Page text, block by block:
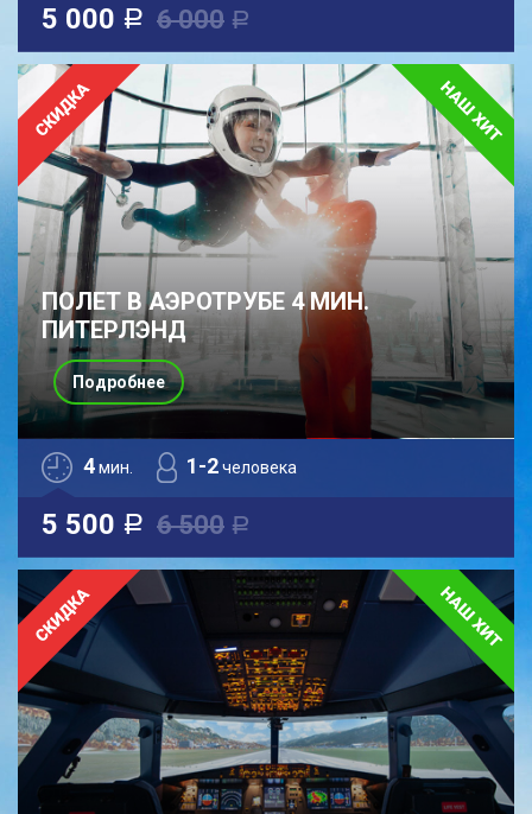
5 000 a 6 000 a
ПОЛЕТ В АЭРОТРУБЕ 4 МИН.
ПИТЕРЛЭНД
4мин. 1-2человека
5 500 a 6 500 a
Подробнее